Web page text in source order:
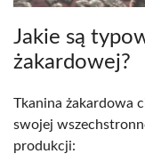
Jakie są
żakardowej?
Tkanina żakardowa
swojej
produkcji: